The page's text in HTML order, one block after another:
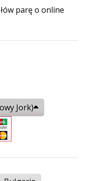
parę o online
Jork)